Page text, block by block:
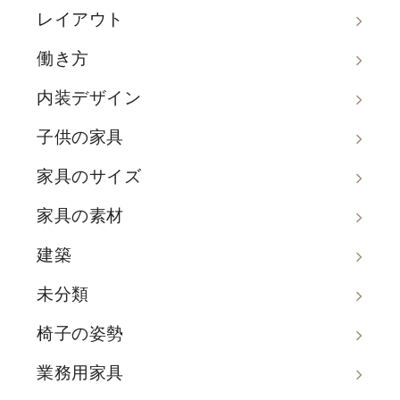
レイアウト
働き方
内装デザイン
子供の家具
家具のサイズ
家具の素材
建築
未分類
椅子の姿勢
業務用家具